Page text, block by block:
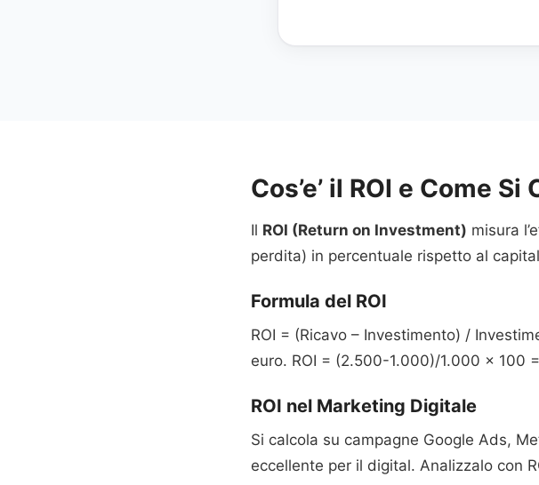
Cos’e’ il ROI e Come Si
Il ROI (Return on Investment) misura
perdita) in percentuale rispetto al
Formula del ROI
ROI = (Ricavo – Investimento) /
euro. ROI = (2.500-1.000)/1.000 x 100
ROI nel Marketing Digitale
Si calcola su campagne Google Ads,
eccellente per il digital. Analizzalo con